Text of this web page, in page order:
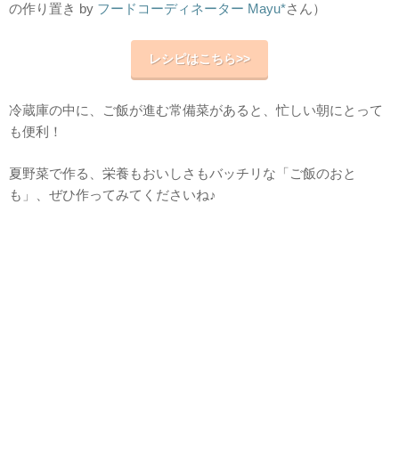
の作り置き by フードコーディネーター Mayu*さん）
レシピはこちら>>
冷蔵庫の中に、ご飯が進む常備菜があると、忙しい朝にとって
も便利！
夏野菜で作る、栄養もおいしさもバッチリな「ご飯のおと
も」、ぜひ作ってみてくださいね♪